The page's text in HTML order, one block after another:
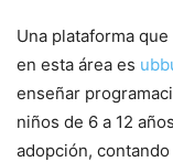
Una plataforma
en esta área es
enseñar
niños de 6 a 12
adopción,